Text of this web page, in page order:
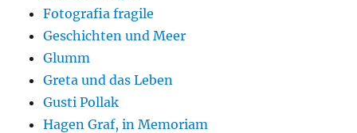
Fotografia fragile
Geschichten und Meer
Glumm
Greta und das Leben
Gusti Pollak
Hagen Graf, in Memoriam